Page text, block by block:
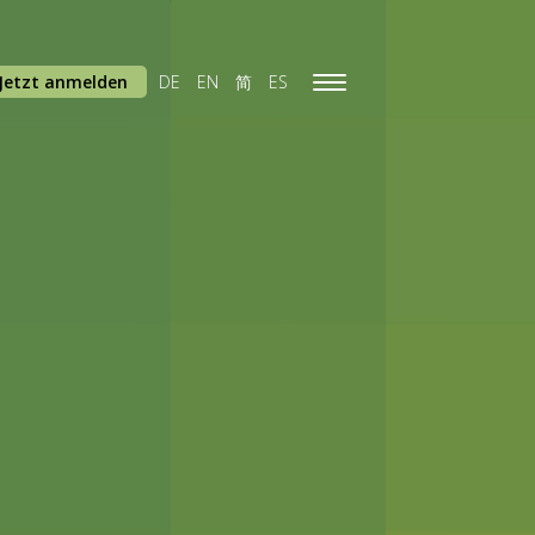
Toggle
anmelden DE EN 简 ES